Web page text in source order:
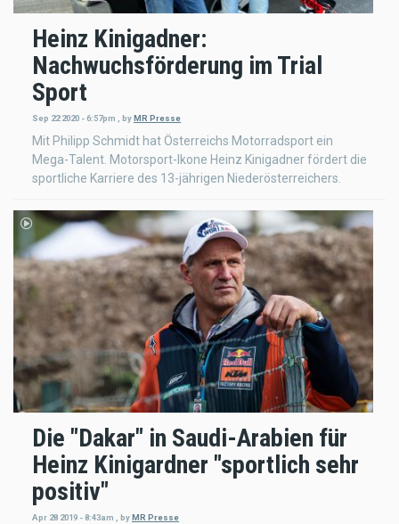
Heinz Kinigadner:
Nachwuchsförderung im Trial
Sport
Sep 22 2020 - 6:57pm byMR Presse
Mit Philipp Schmidt hat Österreichs Motorradsport ein
Mega-Talent. Motorsport-Ikone Heinz Kinigadner fördert die
sportliche Karriere des 13-jährigen Niederösterreichers.
Die "Dakar" in Saudi-Arabien für
Heinz Kinigardner "sportlich sehr
positiv"
Apr 28 2019 - 8:43am , byMR Presse